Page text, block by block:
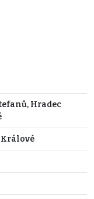
Hradec